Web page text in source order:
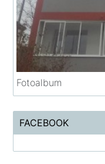
Fotoalbum
FACEBOOK